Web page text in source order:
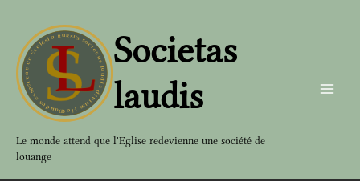
contenu
Societas
laudis
Le monde attend que l'Eglise redevienne une société de
louange